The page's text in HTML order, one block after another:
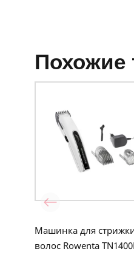
Машинка для
волос Rowenta